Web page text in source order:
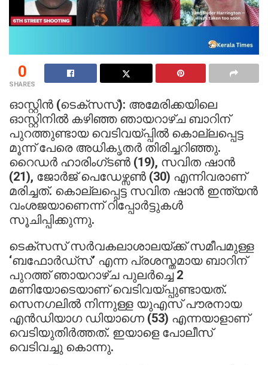
0
SHARES
ഓസ്റ്റിൻ (ടെക്സസ്): അമേരിക്കയിലെ
ഓസ്റ്റിനിൽ കഴിഞ്ഞ ഞായറാഴ്ച ബാറിന്
പുറത്തുണ്ടായ വെടിവയ്പ്പിൽ കൊല്ലപ്പെട്ട
മൂന്ന് പേരെ അധികൃതർ തിരിച്ചറിഞ്ഞു.
റൈഡർ ഹാരിംഗ്ടൺ (19), സവിത ഷാൻ
(21), ജോർജ് പെഡേഴ്സൺ (30) എന്നിവരാണ്
മരിച്ചത്. കൊല്ലപ്പെട്ട സവിത ഷാൻ ഇന്ത്യൻ
വംശജയാണെന്ന് റിപ്പോർട്ടുകൾ
സൂചിപ്പിക്കുന്നു.
ടെക്സസ് സർവകലാശാലയ്ക്ക് സമീപമുള്ള
‘ബഫോർഡ്സ്’ എന്ന പ്രശസ്തമായ ബാറിന്
പുറത്ത് ഞായറാഴ്ച പുലർച്ചെ 2
മണിയോടെയാണ് വെടിവയ്പ്പുണ്ടായത്.
സെനഗലിൽ നിന്നുള്ള യുഎസ് പൗരനായ
എൻഡിയാഗ ഡിയാഗ്നെ (53) എന്നയാളാണ്
വെടിയുതിർത്തത്. ഇയാളെ പോലീസ്
വെടിവച്ചു കൊന്നു.